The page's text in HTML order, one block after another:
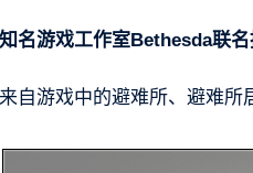
名游戏工作室Bethesda联
自游戏中的避难所、避难所